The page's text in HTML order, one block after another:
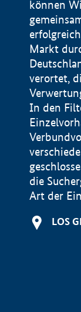
können
Markt
verortet,
In den
die
Art der
LOS